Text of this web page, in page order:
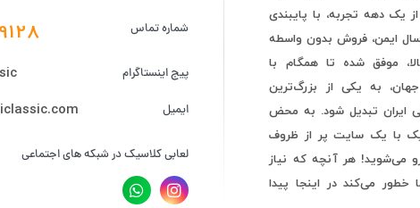
یک دهه تجربه، با پایبندی
ایمن، فروش بدون واسطه
موفق شده تا همگام با
به یکی از بزرگ‌ترین
ایران تبدیل شود. به محض
با یک سایت پر از ظروف
می‌شوید! هر آنچه که نیاز
می‌کند در اینجا پیدا
شماره تماس
پیج اینستاگرام
ایمیل
لعابی کلاسیک در شبکه های اجتماعی